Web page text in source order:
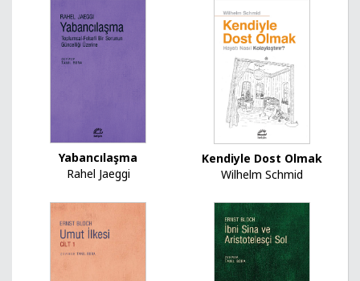
Yabancılaşma
Rahel Jaeggi
Kendiyle Dost Olmak
Wilhelm Schmid